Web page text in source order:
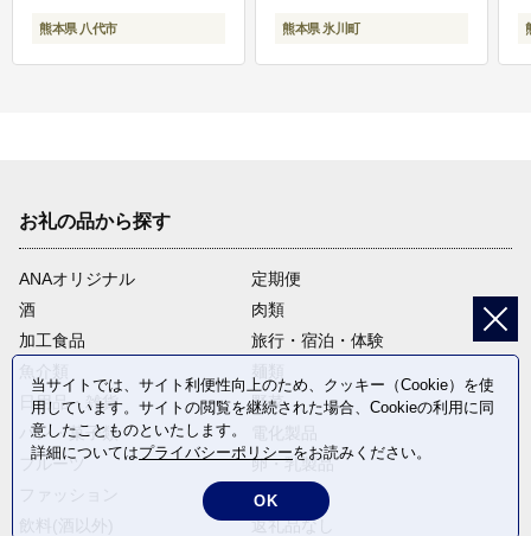
熊本県 八代市 熊本県 氷川町
お礼の品から探す
ANAオリジナル
定期便
酒
肉類
加工食品
旅行・宿泊・体験
日用品・雑貨
野菜
パン・菓子類
フルーツ
卵・乳製品
米・穀物
返礼品なし
当サイトでは、サイト利便性向上のため、クッキー（Cookie）を使
用しています。サイトの閲覧を継続された場合、Cookieの利用に同
意したことものといたします。
詳細についてはプライバシーポリシーをお読みください。
OK